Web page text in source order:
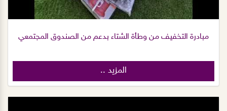
مبادرة التخفيف من وطأة الشتاء بدعم من الصندوق المجتمعي
المزيد ..